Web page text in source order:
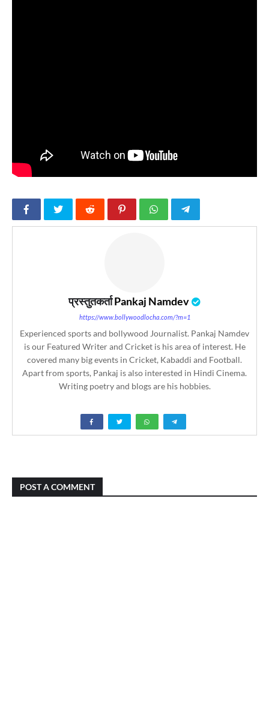
प्रस्तुतकर्ताPankaj Namdev
https://www.bollywoodlocha.com/?m=1
Experienced sports and bollywood Journalist. Pankaj Namdev
is our Featured Writer and Cricket is his area of interest. He
covered many big events in Cricket, Kabaddi and Football.
Apart from sports, Pankaj is also interested in Hindi Cinema.
Writing poetry and blogs are his hobbies.
POST A COMMENT